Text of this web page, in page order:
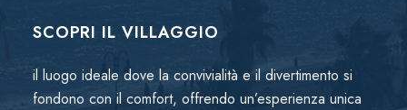
SCOPRI IL VILLAGGIO
il luogo ideale dove la convivialità e il divertimento si
fondono con il comfort, offrendo un’esperienza unica